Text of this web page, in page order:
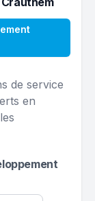
de service
en